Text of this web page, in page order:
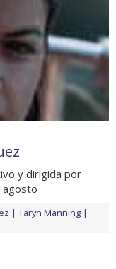
y dirigida por
agosto
Taryn Manning